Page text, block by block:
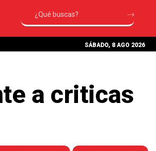
SÁBADO, 8 AGO 2026
a criticas